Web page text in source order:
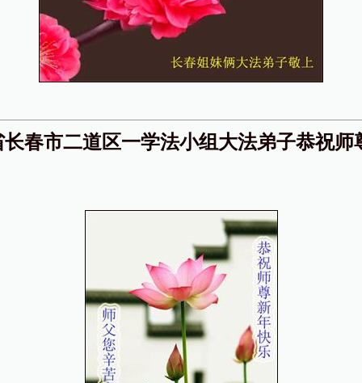
春市二道区一学法小组大法弟子恭祝师